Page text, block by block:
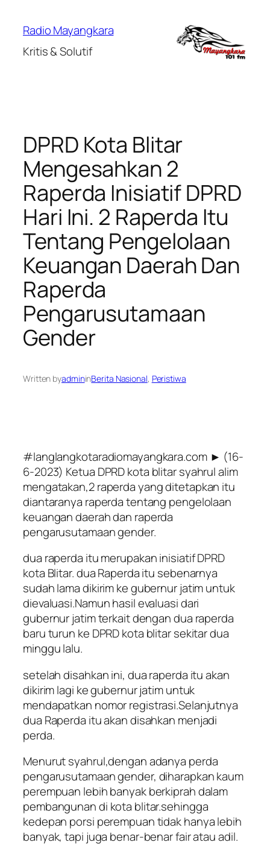
Radio Mayangkara
Kritis & Solutif
DPRD Kota Blitar
Mengesahkan 2
Raperda Inisiatif DPRD
Hari Ini. 2 Raperda Itu
Tentang Pengelolaan
Keuangan Daerah Dan
Raperda
Pengarusutamaan
Gender
Written byadmininBerita Nasional, Peristiwa
#langlangkotaradiomayangkara.com ► (16-
6-2023) Ketua DPRD kota blitar syahrul alim
mengatakan,2 raperda yang ditetapkan itu
diantaranya raperda tentang pengelolaan
keuangan daerah dan raperda
pengarusutamaan gender.
dua raperda itu merupakan inisiatif DPRD
kota Blitar. dua Raperda itu sebenarnya
sudah lama dikirim ke gubernur jatim untuk
dievaluasi.Namun hasil evaluasi dari
gubernur jatim terkait dengan dua raperda
baru turun ke DPRD kota blitar sekitar dua
minggu lalu.
setelah disahkan ini, dua raperda itu akan
dikirim lagi ke gubernur jatim untuk
mendapatkan nomor registrasi.Selanjutnya
dua Raperda itu akan disahkan menjadi
perda.
Menurut syahrul,dengan adanya perda
pengarusutamaan gender, diharapkan kaum
perempuan lebih banyak berkiprah dalam
pembangunan di kota blitar.sehingga
kedepan porsi perempuan tidak hanya lebih
banyak, tapi juga benar-benar fair atau adil.